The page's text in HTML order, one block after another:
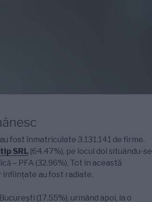
fost înmatriculate 3.131.141 de firme.
SRL (64.47%), pe locul doi situându-se
– PFA (32.96%). Tot în această
înființate au fost radiate.
(17.55%), urmând apoi, la o